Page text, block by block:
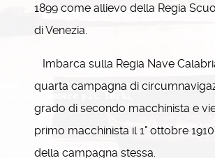
1899 come allievo della Regia
di Venezia.
Imbarca sulla Regia Nave
quarta campagna di
grado di secondo macchinista e
primo macchinista il 1° ottobre
della campagna stessa.